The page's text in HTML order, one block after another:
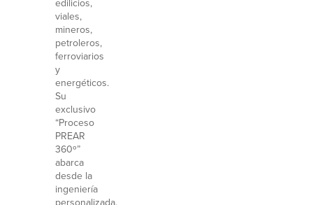
edilicios,
viales,
mineros,
petroleros,
ferroviarios
y
energéticos.
Su
exclusivo
“Proceso
PREAR
360º”
abarca
desde la
ingeniería